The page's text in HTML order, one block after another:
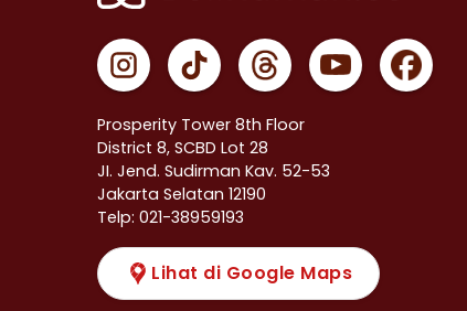
Prosperity Tower 8th Floor
District 8, SCBD Lot 28
JI. Jend. Sudirman Kav. 52-53
Jakarta Selatan 12190
Telp: 021-38959193
Lihat di Google Maps